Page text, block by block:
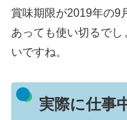
賞味期限が2019年の9
あっても使い切るで
いですね。
実際に仕事